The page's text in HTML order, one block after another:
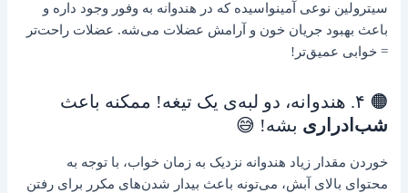
سیترولین نوعی آمینواسیده که در هندوانه به وفور وجود داره و
باعث بهبود جریان خون و آرامش عضلات می‌شه. عضلات راحت‌تر
= خوابی عمیق‌تر!
🟠 ۴. هندوانه، دو لبه‌ی یک تیغه! ممکنه باعث
شب‌ادراری بشه! 😅
خوردن مقدار زیاد هندوانه نزدیک به زمان خواب، با توجه به
محتوای بالای آبش، می‌تونه باعث بیدار شدن‌های مکرر برای رفتن